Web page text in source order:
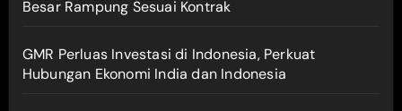
Besar Rampung Sesuai Kontrak
GMR Perluas Investasi di Indonesia, Perkuat
Hubungan Ekonomi India dan Indonesia